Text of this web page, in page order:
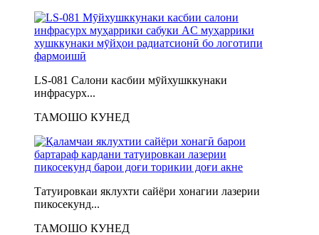
LS-081 Салони касбии мӯйхушккунаки
инфрасурх...
ТАМОШО КУНЕД
Татуировкаи яклухти сайёри хонагии лазерии
пикосекунд...
ТАМОШО КУНЕД